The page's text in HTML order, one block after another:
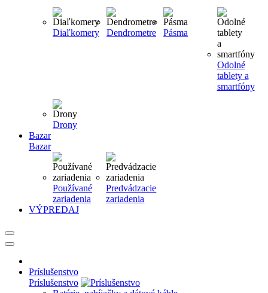
Diaľkomery Dendrometre Pásma
Odolné
tablety a
smartfóny
Drony
Bazar
Bazar
Používané
zariadenia
Predvádzacie
zariadenia
VÝPREDAJ
Príslušenstvo
Príslušenstvo